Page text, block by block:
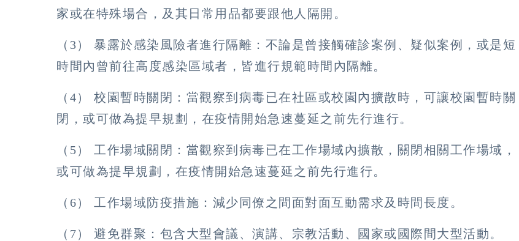
家或在特殊場合，及其日常用品都要跟他人隔開。
（3） 暴露於感染風險者進行隔離：不論是曾接觸確診案例、疑似案例，或是短
時間內曾前往高度感染區域者，皆進行規範時間內隔離。
（4） 校園暫時關閉：當觀察到病毒已在社區或校園內擴散時，可讓校園暫時關
閉，或可做為提早規劃，在疫情開始急速蔓延之前先行進行。
（5） 工作場域關閉：當觀察到病毒已在工作場域內擴散，關閉相關工作場域，
或可做為提早規劃，在疫情開始急速蔓延之前先行進行。
（6） 工作場域防疫措施：減少同僚之間面對面互動需求及時間長度。
（7） 避免群聚：包含大型會議、演講、宗教活動、國家或國際間大型活動。